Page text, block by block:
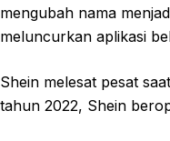
mengubah nama
meluncurkan aplikasi
Shein melesat pesat
tahun 2022, Shein